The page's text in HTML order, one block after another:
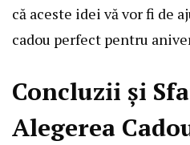
că aceste idei vă vor fi de
cadou perfect pentru
Concluzii și
Alegerea